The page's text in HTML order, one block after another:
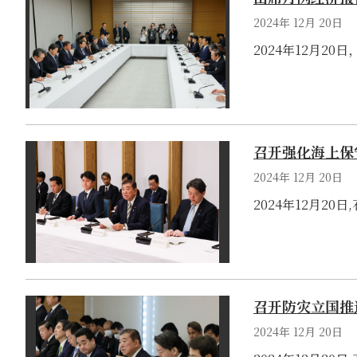
2024年 12月 20日
2024年12月20日
召开强化海上
2024年 12月 20日
2024年12月20日
召开防灾立国
2024年 12月 20日